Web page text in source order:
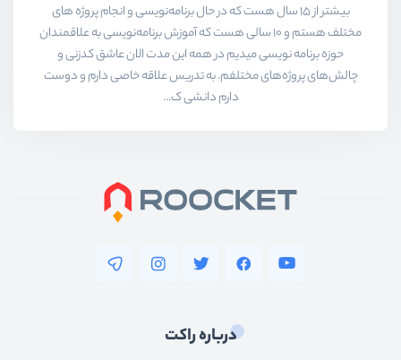
بیشتر از ۱۵ سال هست که در حال برنامه‌نویسی و انجام پروژه های
مختلف هستم و ۱۰ سالی هست که آموزش برنامه‌نویسی به علاقمندان
حوزه برنامه نویسی میدیم در همه این مدت الان عاشق کدزنی و
چالش‌های پروژه‌های مختلفم. به تدریس علاقه خاصی دارم و دوست
دارم دانشی ک...
درباره راکت